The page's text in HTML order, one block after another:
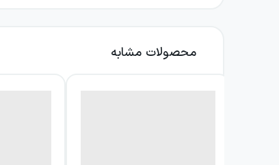
و ثروتمندان، هرکدام در بافت داستان
محصولات مشابه